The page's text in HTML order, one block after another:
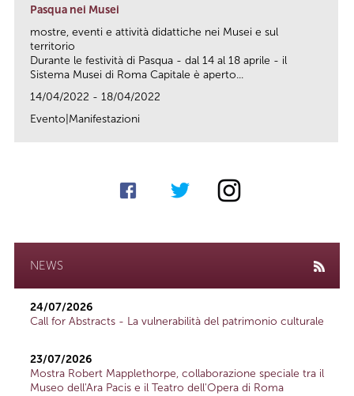
Pasqua nei Musei
mostre, eventi e attività didattiche nei Musei e sul
territorio
Durante le festività di Pasqua - dal 14 al 18 aprile - il
Sistema Musei di Roma Capitale è aperto...
14/04/2022 - 18/04/2022
Evento|Manifestazioni
NEWS
24/07/2026
Call for Abstracts - La vulnerabilità del patrimonio culturale
23/07/2026
Mostra Robert Mapplethorpe, collaborazione speciale tra il
Museo dell'Ara Pacis e il Teatro dell'Opera di Roma